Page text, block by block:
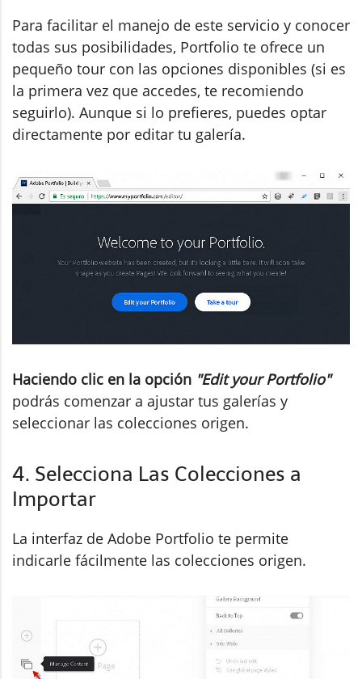
Para facilitar el manejo de este servicio y conocer
todas sus posibilidades, Portfolio te ofrece un
pequeño tour con las opciones disponibles (si es
la primera vez que accedes, te recomiendo
seguirlo). Aunque si lo prefieres, puedes optar
directamente por editar tu galería.
Haciendo clic en la opción "Edit your Portfolio"
podrás comenzar a ajustar tus galerías y
seleccionar las colecciones origen.
4. Selecciona Las Colecciones a
Importar
La interfaz de Adobe Portfolio te permite
indicarle fácilmente las colecciones origen.